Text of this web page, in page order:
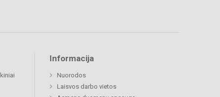
Informacija
Nuorodos
Laisvos darbo vietos